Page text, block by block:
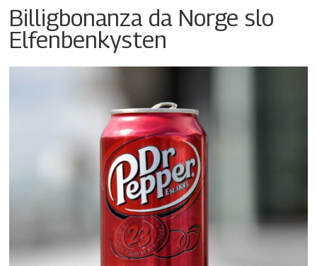
Billigbonanza da Norge slo
Elfenbenkysten